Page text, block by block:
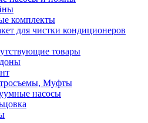
комплекты
для чистки кондиционеров
товары
Муфты
насосы